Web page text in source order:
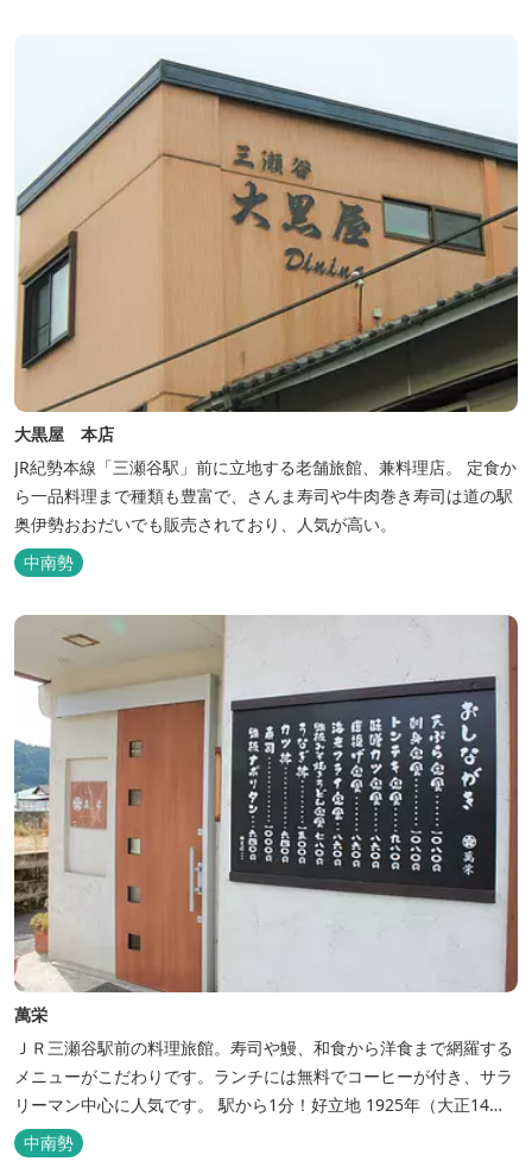
大黒屋 本店
JR紀勢本線「三瀬谷駅」前に立地する老舗旅館、兼料理店。 定食か
ら一品料理まで種類も豊富で、さんま寿司や牛肉巻き寿司は道の駅
奥伊勢おおだいでも販売されており、人気が高い。
中南勢
萬栄
ＪＲ三瀬谷駅前の料理旅館。寿司や鰻、和食から洋食まで網羅する
メニューがこだわりです。ランチには無料でコーヒーが付き、サラ
リーマン中心に人気です。 駅から1分！好立地 1925年（大正14
年）に開業した歴史ある旅館。JR三瀬谷駅から徒歩一分と好立地の
場所にあり、大変便利です。 部屋数は11室、大広間が2部屋。少人
中南勢